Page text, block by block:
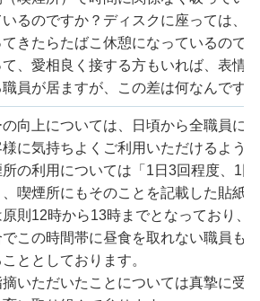
いるのですか？ディスクに座っては、
てきたらたばこ休憩になっているので
、愛相良く接する方もいれば、表情
職員が居ますが、この差は何なんです
向上については、日頃から全職員に
様に気持ちよくご利用いただけるよう
所の利用については「1日3回程度、1
喫煙所にもそのことを記載した貼紙
則12時から13時までとなっており、
この時間帯に昼食を取れない職員も
ととしております。
いただいたことについては真摯に受